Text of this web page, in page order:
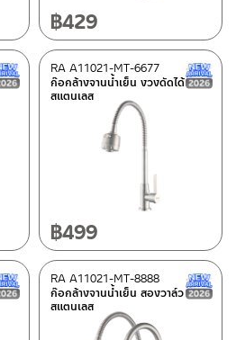
฿429
New Arrival สินค้าใหม่ ปี 2026
ก๊อกล้างจานน้ำเย็น งวงดัดได้
สแตนเลส
RA A11021-MT-6677
฿499
New Arrival สินค้าใหม่ ปี 2026
ก๊อกล้างจานน้ำเย็น สองวาล์ว
สแตนเลส
RA A11021-MT-8888